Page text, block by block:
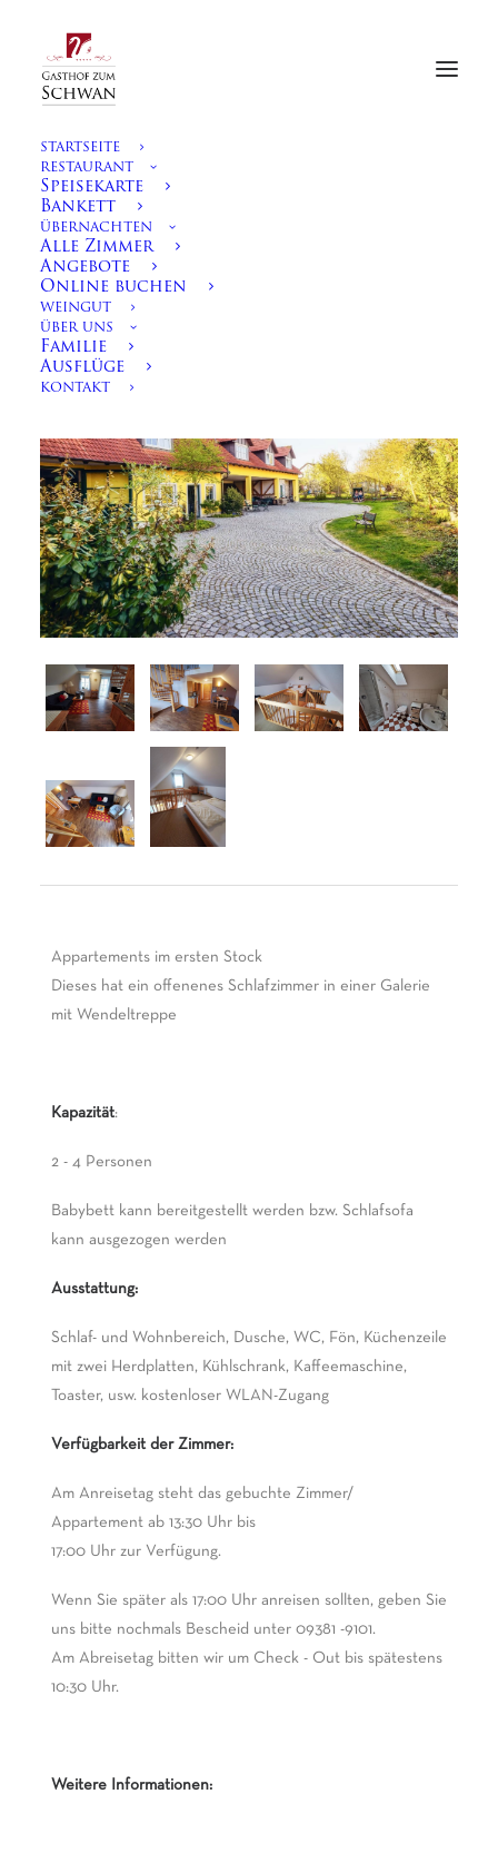
STARTSEITE
RESTAURANT
Speisekarte
Bankett
ÜBERNACHTEN
Alle Zimmer
Angebote
Online buchen
WEINGUT
ÜBER UNS
Familie
Ausflüge
KONTAKT
Pension St. Urban
Appartement Engelsberg
PENSION ST. URBAN
Appartements im ersten Stock
Dieses hat ein offenenes Schlafzimmer in einer Galerie
mit Wendeltreppe
Kapazität:
2 - 4 Personen
Babybett kann bereitgestellt werden bzw. Schlafsofa
kann ausgezogen werden
Ausstattung:
Schlaf- und Wohnbereich, Dusche, WC, Fön, Küchenzeile
mit zwei Herdplatten, Kühlschrank, Kaffeemaschine,
Toaster, usw. kostenloser WLAN-Zugang
Verfügbarkeit der Zimmer:
Am Anreisetag steht das gebuchte Zimmer/
Appartement ab 13:30 Uhr bis
17:00 Uhr zur Verfügung.
Wenn Sie später als 17:00 Uhr anreisen sollten, geben Sie
uns bitte nochmals Bescheid unter 09381 -9101.
Am Abreisetag bitten wir um Check - Out bis spätestens
10:30 Uhr.
Weitere Informationen: